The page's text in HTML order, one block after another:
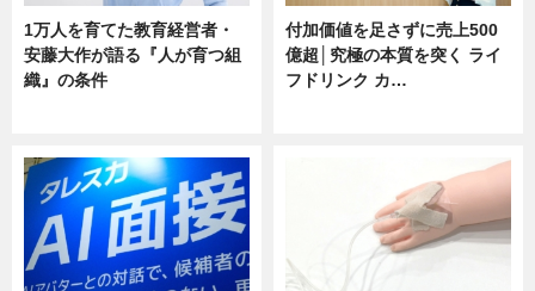
1万人を育てた教育経営者・
安藤大作が語る『人が育つ組
織』の条件
付加価値を足さずに売上500
億超│究極の本質を突く ライ
フドリンク カ…